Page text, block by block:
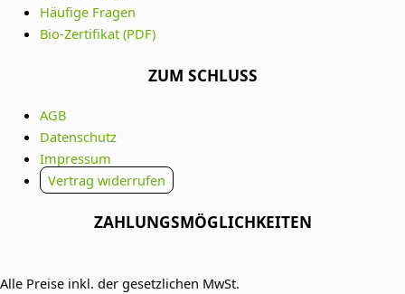
Häufige Fragen
Bio-Zertifikat (PDF)
ZUM SCHLUSS
AGB
Datenschutz
Impressum
Vertrag widerrufen
ZAHLUNGSMÖGLICHKEITEN
Alle Preise inkl. der gesetzlichen MwSt.